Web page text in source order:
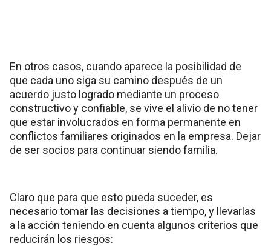
En otros casos, cuando aparece la posibilidad de
que cada uno siga su camino después de un
acuerdo justo logrado mediante un proceso
constructivo y confiable, se vive el alivio de no tener
que estar involucrados en forma permanente en
conflictos familiares originados en la empresa. Dejar
de ser socios para continuar siendo familia.
Claro que para que esto pueda suceder, es
necesario tomar las decisiones a tiempo, y llevarlas
a la acción teniendo en cuenta algunos criterios que
reducirán los riesgos: